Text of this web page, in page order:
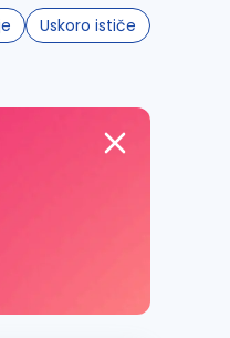
Uskoro ističe